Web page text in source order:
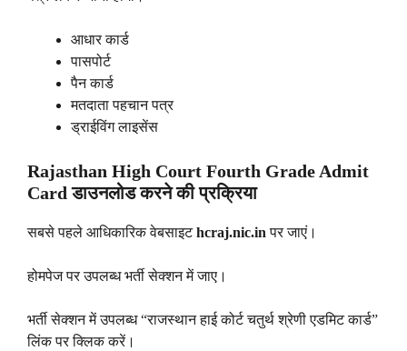
आधार कार्ड
पासपोर्ट
पैन कार्ड
मतदाता पहचान पत्र
ड्राईविंग लाइसेंस
Rajasthan High Court Fourth Grade Admit
Card डाउनलोड करने की प्रक्रिया
सबसे पहले आधिकारिक वेबसाइटhcraj.nic.inपर जाएं।
होमपेज पर उपलब्ध भर्ती सेक्शन में जाए।
भर्ती सेक्शन में उपलब्ध “राजस्थान हाई कोर्ट चतुर्थ श्रेणी एडमिट कार्ड”
लिंक पर क्लिक करें।